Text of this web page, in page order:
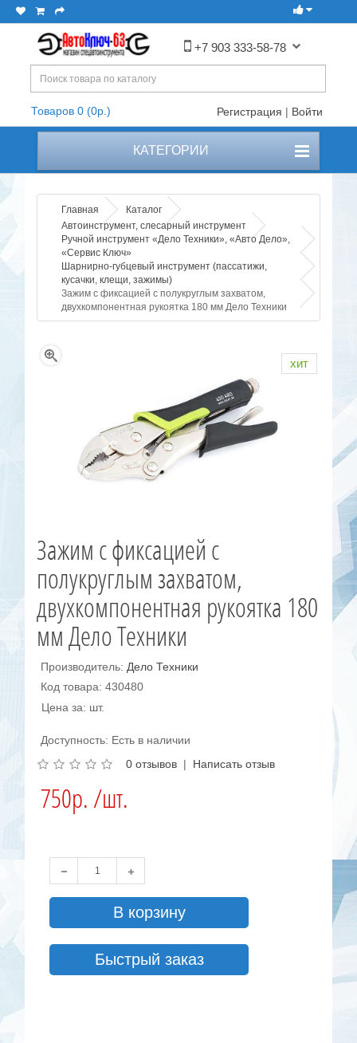
+7 903 333-58-78
Товаров 0 (0р.) Регистрация | Войти
КАТЕГОРИИ
Главная
Каталог
Автоинструмент, слесарный инструмент
Ручной инструмент «Дело Техники», «Авто Дело»,
«Сервис Ключ»
Шарнирно-губцевый инструмент (пассатижи,
кусачки, клещи, зажимы)
Зажим с фиксацией с полукруглым захватом,
двухкомпонентная рукоятка 180 мм Дело Техники
хит
Зажим с фиксацией с
полукруглым захватом,
двухкомпонентная рукоятка 180
мм Дело Техники
Производитель: Дело Техники
Код товара: 430480
Цена за: шт.
Доступность: Есть в наличии
0 отзывов | Написать отзыв
750р. /шт.
В корзину
Быстрый заказ